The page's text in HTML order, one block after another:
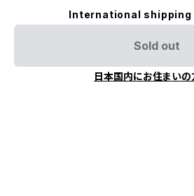
International shipping
Sold out
日本国内にお住まいの